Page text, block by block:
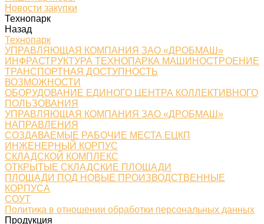
Новости закупки
Технопарк
Назад
Технопарк
УПРАВЛЯЮЩАЯ КОМПАНИЯ ЗАО «ДРОБМАШ»
ИНФРАСТРУКТУРА ТЕХНОПАРКА МАШИНОСТРОЕНИЕ
ТРАНСПОРТНАЯ ДОСТУПНОСТЬ
ВОЗМОЖНОСТИ
ОБОРУДОВАНИЕ ЕДИНОГО ЦЕНТРА КОЛЛЕКТИВНОГО
ПОЛЬЗОВАНИЯ
УПРАВЛЯЮЩАЯ КОМПАНИЯ ЗАО «ДРОБМАШ»
НАПРАВЛЕНИЯ
СОЗДАВАЕМЫЕ РАБОЧИЕ МЕСТА ЕЦКП
ИНЖЕНЕРНЫЙ КОРПУС
СКЛАДСКОЙ КОМПЛЕКС
ОТКРЫТЫЕ СКЛАДСКИЕ ПЛОЩАДИ
ПЛОЩАДИ ПОД НОВЫЕ ПРОИЗВОДСТВЕННЫЕ
КОРПУСА
СОУТ
Политика в отношении обработки персональных данных
Продукция